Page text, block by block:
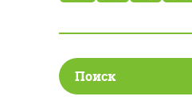
Поиск